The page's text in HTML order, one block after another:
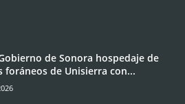
de Sonora hospedaje de
foráneos de Unisierra con...